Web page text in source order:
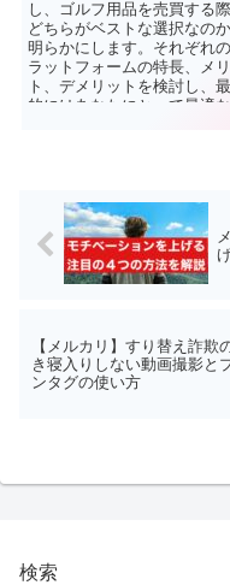
し、ゴルフ用品を売買する
どちらがベストな選択なの
明らかにします。それぞれ
ラットフォームの特長、メ
ト、デメリットを検討し、
的にはあなたにとって最適
【メルカリ】すり替え詐欺
き寝入りしない動画撮影と
ンタグの使い方
検索